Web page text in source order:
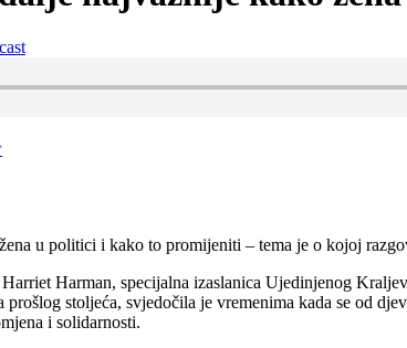
u politici i kako to promijeniti – tema je o kojoj
Harriet Harman, specijalna izaslanica Ujedinjenog
prošlog stoljeća, svjedočila je vremenima kada se od
i solidarnosti.